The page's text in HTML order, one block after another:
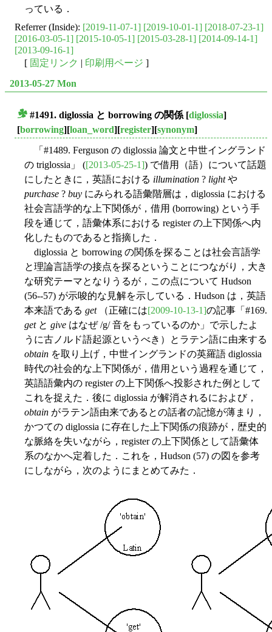
っている．
Referrer (Inside): [2019-11-07-1] [2019-10-01-1] [2018-07-23-1]
[2016-03-05-1] [2015-10-05-1] [2015-03-28-1] [2014-09-14-1]
[2013-09-16-1]
[ 固定リンク | 印刷用ページ ]
2013-05-27 Mon
#1491. diglossia と borrowing の関係 [diglossia]
[borrowing][loan_word][register][synonym]
「#1489. Ferguson の diglossia 論文と中世イングランド
の triglossia」 ([2013-05-25-1]) で借用（語）について話題
にしたときに，英語における illumination ? lightや
purchase ? buy にみられる語彙階層は，diglossia における
社会言語学的な上下関係が，借用 (borrowing) という手
段を通じて，語彙体系における register の上下関係へ内
化したものであると指摘した．
diglossia と borrowing の関係を探ることは社会言語学
と理論言語学の接点を探るということにつながり，大き
な研究テーマとなりうるが，この点について Hudson
(56--57) が示唆的な見解を示している．Hudson は，英語
本来語である get（正確には[2009-10-13-1]の記事「#169.
getと give はなぜ /g/ 音をもっているのか」で示したよ
うに古ノルド語起源というべき）とラテン語に由来する
obtain を取り上げ，中世イングランドの英羅語 diglossia
時代の社会的な上下関係が，借用という過程を通じて，
英語語彙内の register の上下関係へ投影された例として
これを捉えた．後に diglossia が解消されるにおよび，
obtain がラテン語由来であるとの話者の記憶が薄まり，
かつての diglossia に存在した上下関係の痕跡が，歴史的
な脈絡を失いながら，register の上下関係として語彙体
系のなかへ定着した．これを，Hudson (57) の図を参考
にしながら，次のようにまとめてみた．